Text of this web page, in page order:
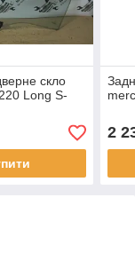
скло
Long S-
2